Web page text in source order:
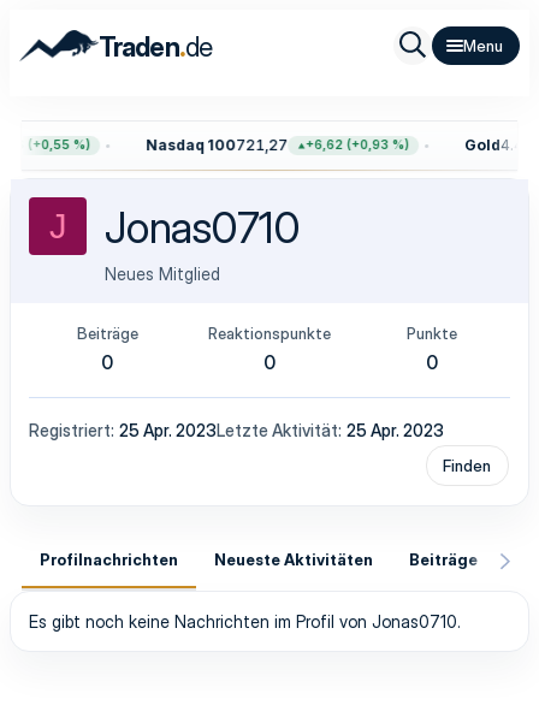
Traden.de
(+0,55 %) Nasdaq 100721,27 +6,62 (+0,93 %) Gold
J Jonas0710
Neues Mitglied
Beiträge
0
Reaktionspunkte
0
Punkte
0
Registriert 25 Apr. 2023Letzte Aktivität 25 Apr. 2023
Finden
Profilnachrichten Neueste Aktivitäten Beiträge
Es gibt noch keine Nachrichten im Profil von Jonas0710.